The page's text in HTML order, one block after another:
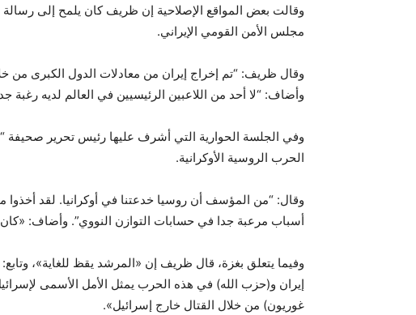
وقالت بعض المواقع الإصلاحية إن ظريف كان يلمح إلى
مجلس الأمن القومي الإيراني.
وقال ظريف: “تم إخراج إيران من معادلات الدول الكبرى من
وأضاف: “لا أحد من اللاعبين الرئيسيين في العالم لديه رغبة
وفي الجلسة الحوارية التي أشرف عليها رئيس تحرير
الحرب الروسية الأوكرانية.
وقال: “من المؤسف أن روسيا خدعتنا في أوكرانيا. لقد أخذوا
أسباب مرعبة جدا في حسابات التوازن النووي”. وأضاف: «كان
وفيما يتعلق بغزة، قال ظريف إن «المرشد يقظ للغاية»،
إيران و(حزب الله) في هذه الحرب يمثل الأمل الأسمى
غوريون) من خلال القتال خارج إسرائيل».